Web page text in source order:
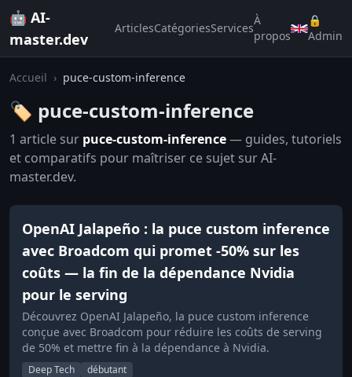
🤖 AI-
master.dev
ArticlesCatégoriesServices
À
propos
🔒
Admin
Accueil › puce-custom-inference
🏷️ puce-custom-inference
1 article sur puce-custom-inference— guides, tutoriels
et comparatifs pour maîtriser ce sujet sur AI-
master.dev.
OpenAI Jalapeño : la puce custom inference
avec Broadcom qui promet -50% sur les
coûts — la fin de la dépendance Nvidia
pour le serving
Découvrez OpenAI Jalapeño, la puce custom inference
conçue avec Broadcom pour réduire les coûts de serving
de 50% et mettre fin à la dépendance à Nvidia.
Deep Tech débutant